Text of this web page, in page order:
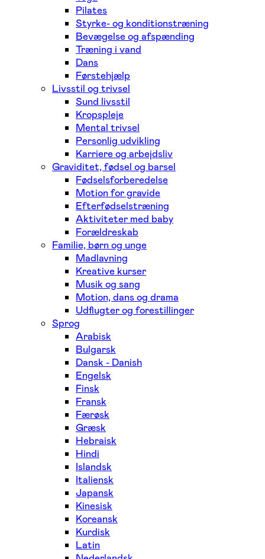
Pilates
Styrke- og konditionstræning
Bevægelse og afspænding
Træning i vand
Dans
Førstehjælp
Livsstil og trivsel
Sund livsstil
Kropspleje
Mental trivsel
Personlig udvikling
Karriere og arbejdsliv
Graviditet, fødsel og barsel
Fødselsforberedelse
Motion for gravide
Efterfødselstræning
Aktiviteter med baby
Forældreskab
Familie, børn og unge
Madlavning
Kreative kurser
Musik og sang
Motion, dans og drama
Udflugter og forestillinger
Sprog
Arabisk
Bulgarsk
Dansk - Danish
Engelsk
Finsk
Fransk
Færøsk
Græsk
Hebraisk
Hindi
Islandsk
Italiensk
Japansk
Kinesisk
Koreansk
Kurdisk
Latin